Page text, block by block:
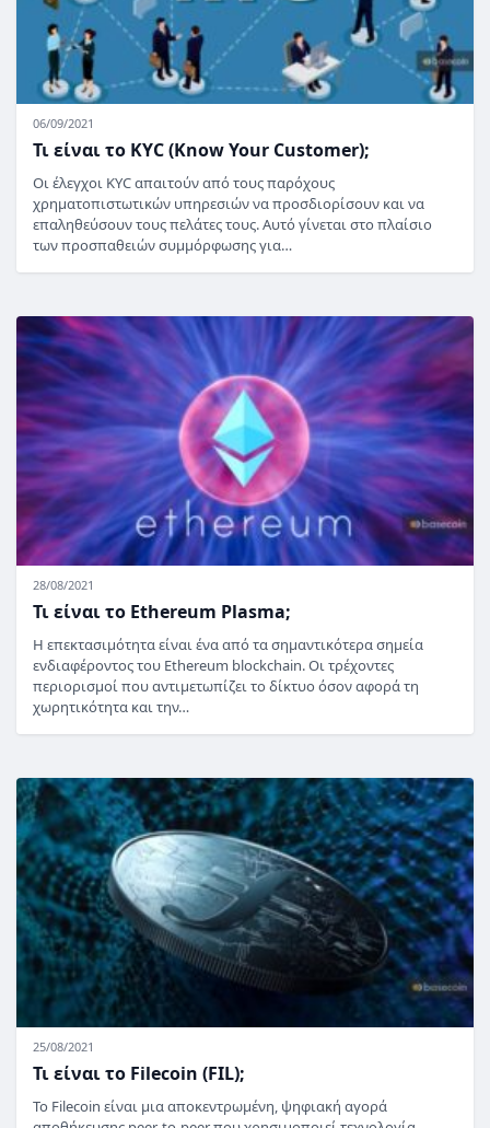
06/09/2021
Τι είναι το KYC (Know Your Customer);
Οι έλεγχοι KYC απαιτούν από τους παρόχους
χρηματοπιστωτικών υπηρεσιών να προσδιορίσουν και να
επαληθεύσουν τους πελάτες τους. Αυτό γίνεται στο πλαίσιο
των προσπαθειών συμμόρφωσης για…
28/08/2021
Τι είναι το Ethereum Plasma;
Η επεκτασιμότητα είναι ένα από τα σημαντικότερα σημεία
ενδιαφέροντος του Ethereum blockchain. Οι τρέχοντες
περιορισμοί που αντιμετωπίζει το δίκτυο όσον αφορά τη
χωρητικότητα και την…
25/08/2021
Τι είναι το Filecoin (FIL);
Το Filecoin είναι μια αποκεντρωμένη, ψηφιακή αγορά